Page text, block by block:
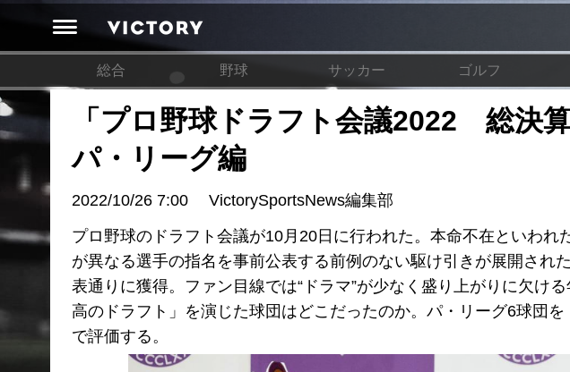
総合 野球 サッカー ゴルフ
「プロ野球ドラフト会議2022 総決
パ・リーグ編
2022/10/26 7:00
VictorySportsNews編集部
プロ野球のドラフト会議が10月20日に行われた。本命不在といわれ
が異なる選手の指名を事前公表する前例のない駆け引きが展開され
表通りに獲得。ファン目線では“ドラマ”が少なく盛り上がりに欠け
高のドラフト」を演じた球団はどこだったのか。パ・リーグ6球団
で評価する。